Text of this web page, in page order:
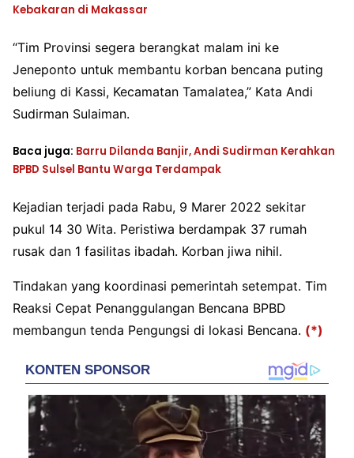
Kebakaran di Makassar
“Tim Provinsi segera berangkat malam ini ke
Jeneponto untuk membantu korban bencana puting
beliung di Kassi, Kecamatan Tamalatea,” Kata Andi
Sudirman Sulaiman.
Baca juga: Barru Dilanda Banjir, Andi Sudirman Kerahkan
BPBD Sulsel Bantu Warga Terdampak
Kejadian terjadi pada Rabu, 9 Marer 2022 sekitar
pukul 14 30 Wita. Peristiwa berdampak 37 rumah
rusak dan 1 fasilitas ibadah. Korban jiwa nihil.
Tindakan yang koordinasi pemerintah setempat. Tim
Reaksi Cepat Penanggulangan Bencana BPBD
membangun tenda Pengungsi di lokasi Bencana. (*)